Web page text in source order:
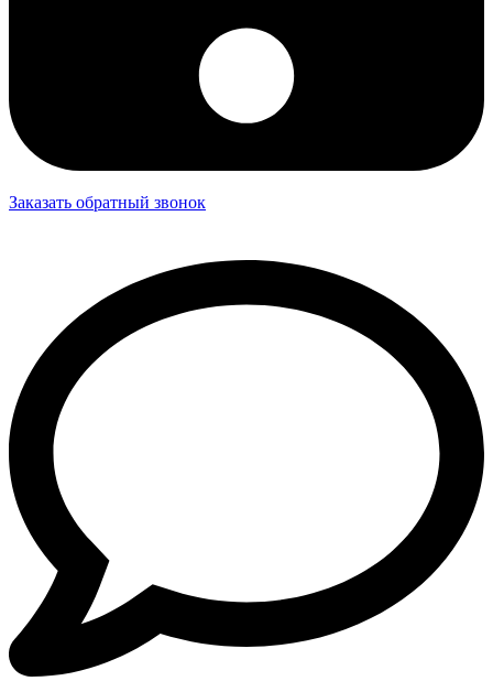
Заказать обратный звонок